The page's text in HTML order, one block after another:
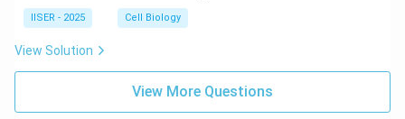
IISER - 2025 Cell Biology
View Solution
View More Questions